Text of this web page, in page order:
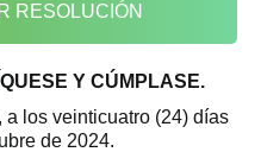
RESOLUCIÓN
Y CÚMPLASE.
a los veinticuatro (24) días
de 2024.